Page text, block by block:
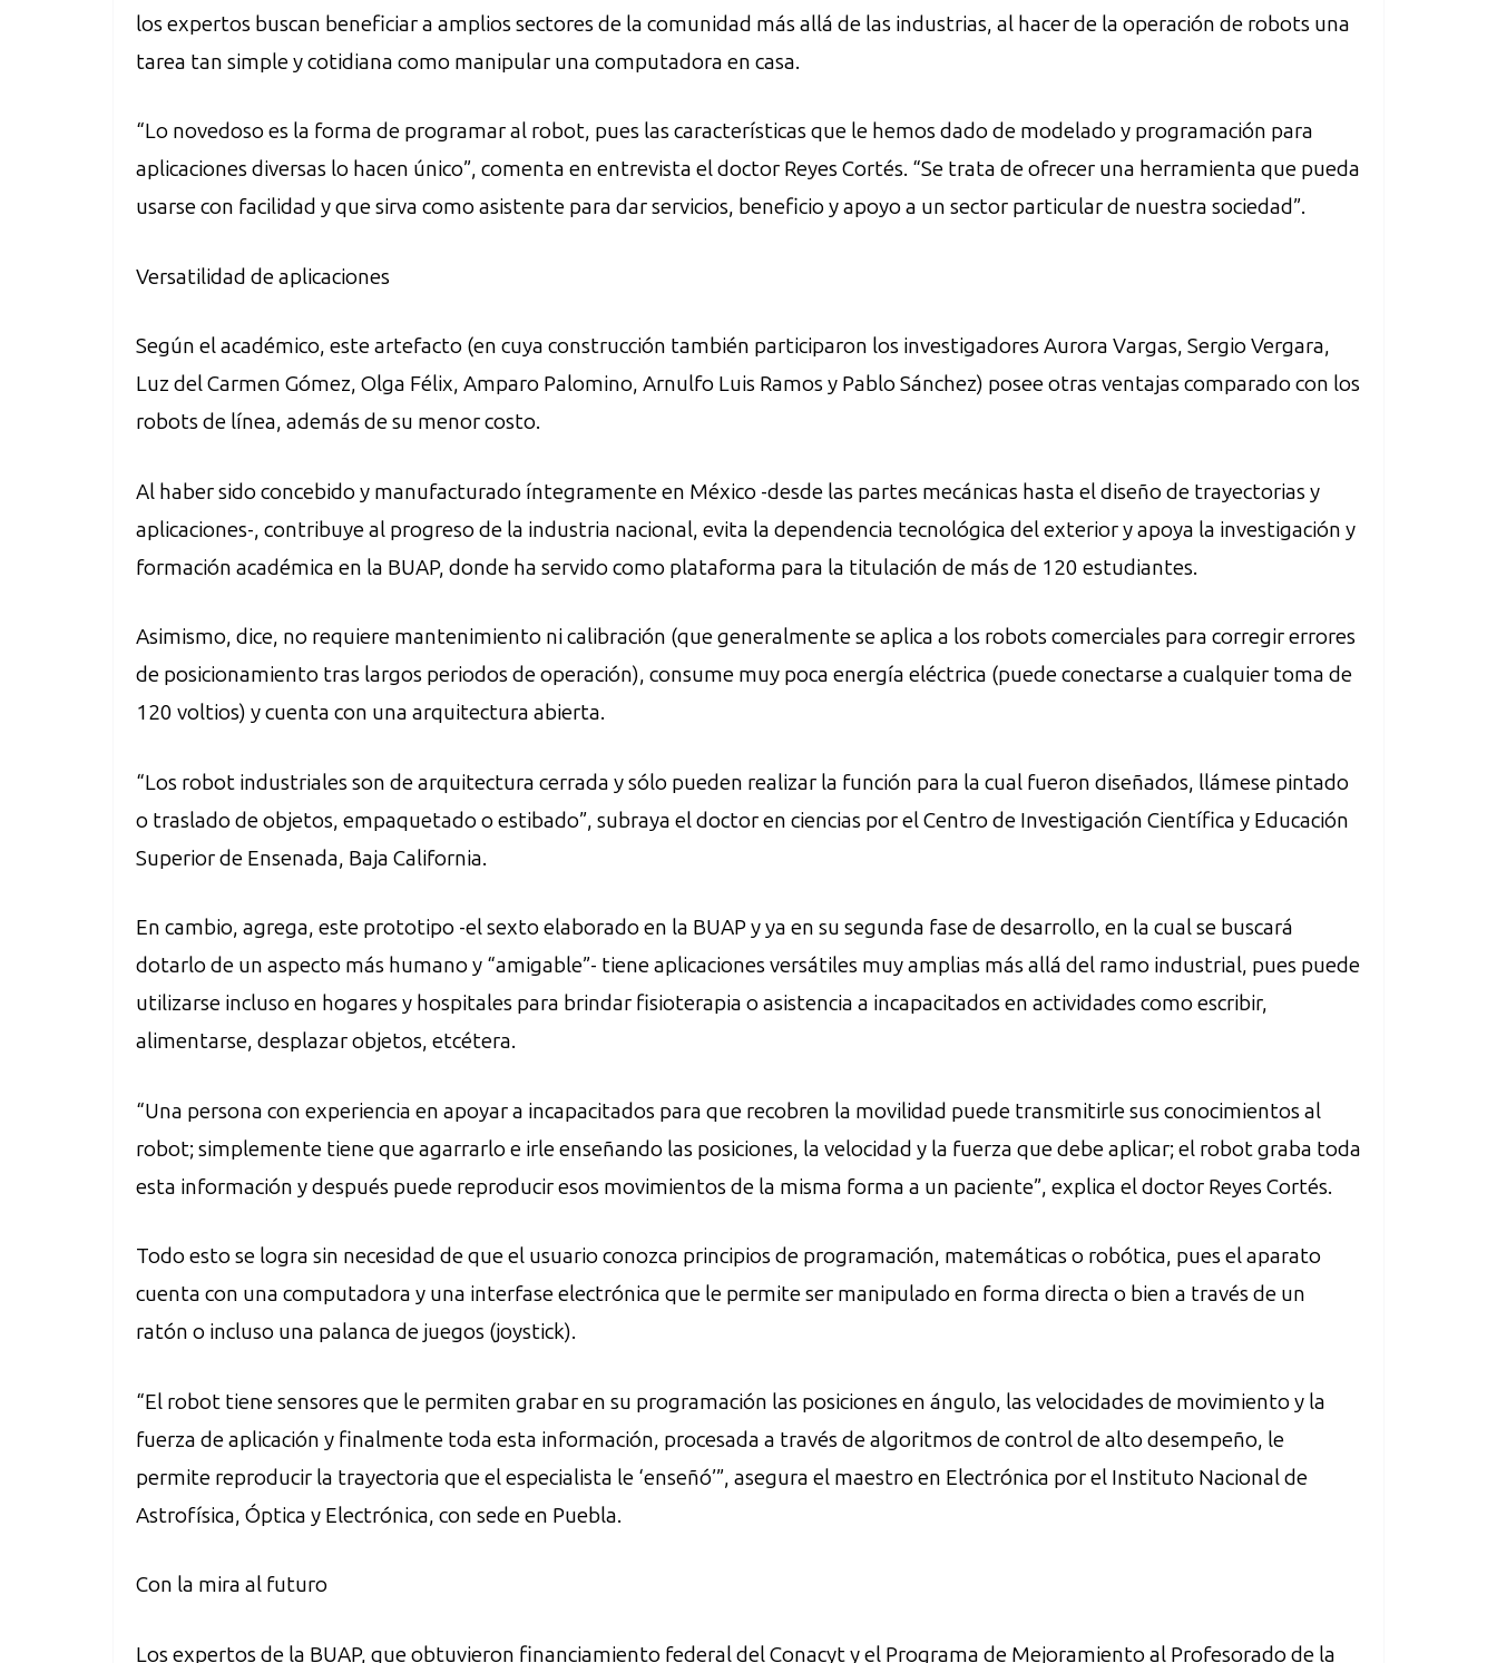
los expertos buscan beneficiar a amplios sectores de la comunidad más allá de las industrias, al hacer de la operación de robots una
tarea tan simple y cotidiana como manipular una computadora en casa.
“Lo novedoso es la forma de programar al robot, pues las características que le hemos dado de modelado y programación para
aplicaciones diversas lo hacen único”, comenta en entrevista el doctor Reyes Cortés. “Se trata de ofrecer una herramienta que pueda
usarse con facilidad y que sirva como asistente para dar servicios, beneficio y apoyo a un sector particular de nuestra sociedad”.
Versatilidad de aplicaciones
Según el académico, este artefacto (en cuya construcción también participaron los investigadores Aurora Vargas, Sergio Vergara,
Luz del Carmen Gómez, Olga Félix, Amparo Palomino, Arnulfo Luis Ramos y Pablo Sánchez) posee otras ventajas comparado con los
robots de línea, además de su menor costo.
Al haber sido concebido y manufacturado íntegramente en México -desde las partes mecánicas hasta el diseño de trayectorias y
aplicaciones-, contribuye al progreso de la industria nacional, evita la dependencia tecnológica del exterior y apoya la investigación y
formación académica en la BUAP, donde ha servido como plataforma para la titulación de más de 120 estudiantes.
Asimismo, dice, no requiere mantenimiento ni calibración (que generalmente se aplica a los robots comerciales para corregir errores
de posicionamiento tras largos periodos de operación), consume muy poca energía eléctrica (puede conectarse a cualquier toma de
120 voltios) y cuenta con una arquitectura abierta.
“Los robot industriales son de arquitectura cerrada y sólo pueden realizar la función para la cual fueron diseñados, llámese pintado
o traslado de objetos, empaquetado o estibado”, subraya el doctor en ciencias por el Centro de Investigación Científica y Educación
Superior de Ensenada, Baja California.
En cambio, agrega, este prototipo -el sexto elaborado en la BUAP y ya en su segunda fase de desarrollo, en la cual se buscará
dotarlo de un aspecto más humano y “amigable”- tiene aplicaciones versátiles muy amplias más allá del ramo industrial, pues puede
utilizarse incluso en hogares y hospitales para brindar fisioterapia o asistencia a incapacitados en actividades como escribir,
alimentarse, desplazar objetos, etcétera.
“Una persona con experiencia en apoyar a incapacitados para que recobren la movilidad puede transmitirle sus conocimientos al
robot; simplemente tiene que agarrarlo e irle enseñando las posiciones, la velocidad y la fuerza que debe aplicar; el robot graba toda
esta información y después puede reproducir esos movimientos de la misma forma a un paciente”, explica el doctor Reyes Cortés.
Todo esto se logra sin necesidad de que el usuario conozca principios de programación, matemáticas o robótica, pues el aparato
cuenta con una computadora y una interfase electrónica que le permite ser manipulado en forma directa o bien a través de un
ratón o incluso una palanca de juegos (joystick).
“El robot tiene sensores que le permiten grabar en su programación las posiciones en ángulo, las velocidades de movimiento y la
fuerza de aplicación y finalmente toda esta información, procesada a través de algoritmos de control de alto desempeño, le
permite reproducir la trayectoria que el especialista le ‘enseñó’”, asegura el maestro en Electrónica por el Instituto Nacional de
Astrofísica, Óptica y Electrónica, con sede en Puebla.
Con la mira al futuro
Los expertos de la BUAP, que obtuvieron financiamiento federal del Conacyt y el Programa de Mejoramiento al Profesorado de la